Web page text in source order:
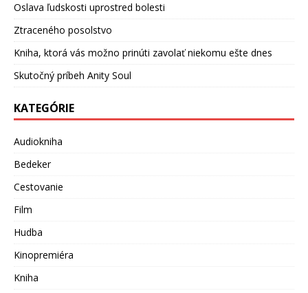
Oslava ľudskosti uprostred bolesti
Ztraceného posolstvo
Kniha, ktorá vás možno prinúti zavolať niekomu ešte dnes
Skutočný príbeh Anity Soul
KATEGÓRIE
Audiokniha
Bedeker
Cestovanie
Film
Hudba
Kinopremiéra
Kniha